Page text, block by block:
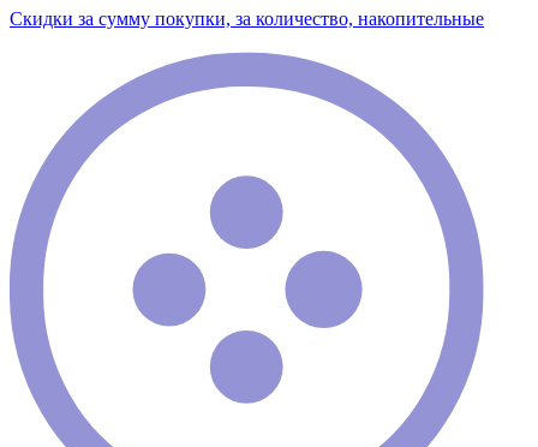
Скидки за сумму покупки, за количество, накопительные